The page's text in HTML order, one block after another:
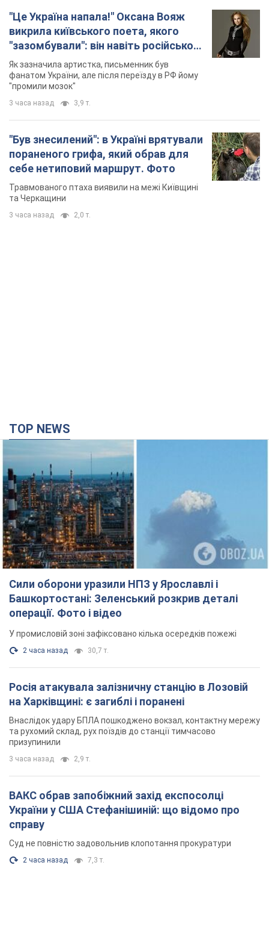
"Це Україна напала!" Оксана Вояж
викрила київського поета, якого
"зазомбували": він навіть російської
не знав, а тепер хоче геноциду
українців
Як зазначила артистка, письменник був
фанатом України, але після переїзду в РФ йому
"промили мозок"
3 часа назад 3,9 т.
"Був знесилений": в Україні врятували
пораненого грифа, який обрав для
себе нетиповий маршрут. Фото
Травмованого птаха виявили на межі Київщині
та Черкащини
3 часа назад 2,0 т.
TOP NEWS
Сили оборони уразили НПЗ у Ярославлі і
Башкортостані: Зеленський розкрив деталі
операції. Фото і відео
У промисловій зоні зафіксовано кілька осередків пожежі
2 часа назад 30,7 т.
Росія атакувала залізничну станцію в Лозовій
на Харківщині: є загиблі і поранені
Внаслідок удару БПЛА пошкоджено вокзал, контактну мережу
та рухомий склад, рух поїздів до станції тимчасово
призупинили
3 часа назад 2,9 т.
ВАКС обрав запобіжний захід експосолці
України у США Стефанішиній: що відомо про
справу
Суд не повністю задовольнив клопотання прокуратури
2 часа назад 7,3 т.